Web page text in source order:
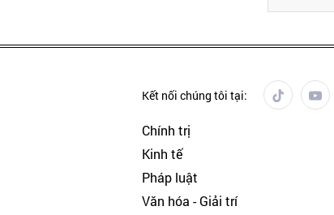
Kết nối chúng tôi tại:
Chính trị
Kinh tế
Pháp luật
Văn hóa - Giải trí